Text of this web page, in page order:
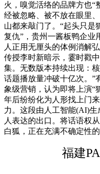
火，嗅觉活络的品牌方也“
经被忽略、被不放在眼里
山都来敲门了。“起头只是
复仇”，贵州一酱板鸭企业
人正用无厘头的体例消解
传授李时新暗示，霎时戳
集。无数版本持续出现：
话题播放量冲破十亿次。”
象级营销，认为即将上演“
年后纷纷化为人形找上门
力。这段由人工智能(AI)
人表达的出口。将话语权
白狐，正在充满不确定性的
福建